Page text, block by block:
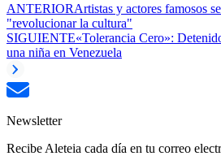
ANTERIORArtistas y actores famosos
"revolucionar la cultura"
SIGUIENTE«Tolerancia Cero»:
una niña en Venezuela
Newsletter
Recibe Aleteia cada día en tu correo